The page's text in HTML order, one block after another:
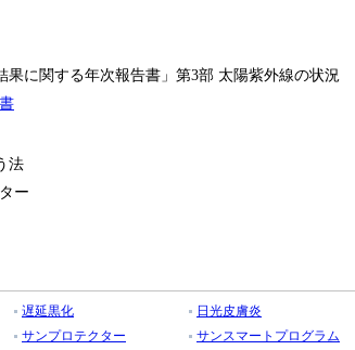
に関する年次報告書」第3部 太陽紫外線の状況
法
ー
遅延黒化
日光皮膚炎
サンプロテクター
サンスマートプログラム